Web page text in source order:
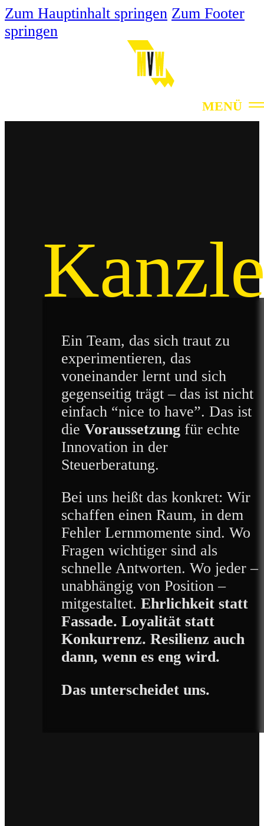
Zum Hauptinhalt springen Zum Footer
springen
Ein Team, das sich traut zu
experimentieren, das
voneinander lernt und sich
gegenseitig trägt – das ist nicht
einfach “nice to have”. Das ist
die Voraussetzung für echte
Innovation in der
Steuerberatung.
Bei uns heißt das konkret: Wir
schaffen einen Raum, in dem
Fehler Lernmomente sind. Wo
Fragen wichtiger sind als
schnelle Antworten. Wo jeder –
unabhängig von Position –
mitgestaltet. Ehrlichkeit statt
Fassade. Loyalität statt
Konkurrenz. Resilienz auch
dann, wenn es eng wird.
Das unterscheidet uns.